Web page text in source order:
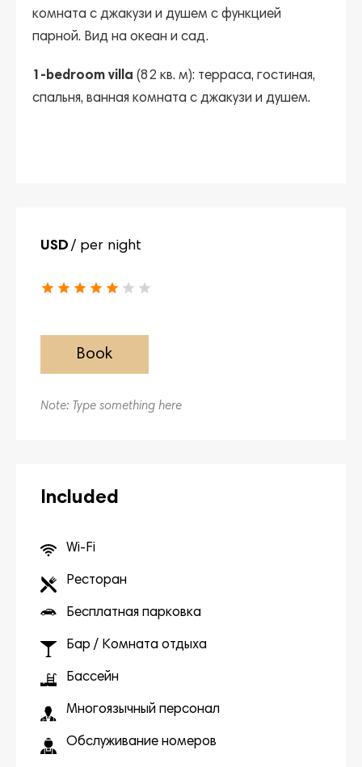
комната с джакузи и душем с функцией
парной. Вид на океан и сад.
1-bedroom villa (82 кв. м): терраса, гостиная,
спальня, ванная комната с джакузи и душем.
USD / per night
Book
Note: Type something here
Included
Wi-Fi
Ресторан
Бесплатная парковка
Бар / Комната отдыха
Бассейн
Многоязычный персонал
Обслуживание номеров